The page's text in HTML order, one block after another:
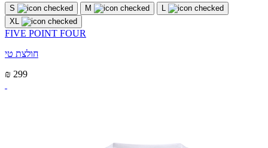
S M
L
XL
FIVE POINT FOUR
חולצת טי
₪ 299